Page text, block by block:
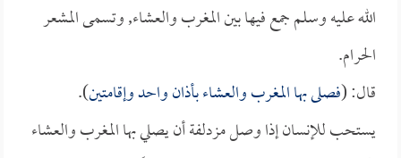
الله عليه وسلم جمع فيها بين المغرب والعشاء, وتسمى المشعر
الحرام.
قال: (فصلى بها المغرب والعشاء بأذان واحد وإقامتين).
يستحب للإنسان إذا وصل مزدلفة أن يصلي بها المغرب والعشاء